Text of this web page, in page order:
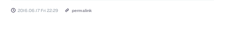
2016.06.17 Fri 22:29 permalink